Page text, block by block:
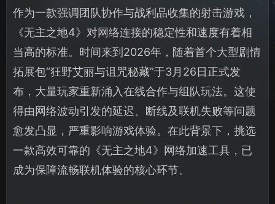
作为一款强调团队协作与战利品收集的射击游戏，
《无主之地4》对网络连接的稳定性和速度有着相
当高的标准。时间来到2026年，随着首个大型剧情
拓展包“狂野艾丽与诅咒秘藏”于3月26日正式发
布，大量玩家重新涌入在线合作与组队玩法。这使
得由网络波动引发的延迟、断线及联机失败等问题
愈发凸显，严重影响游戏体验。在此背景下，挑选
一款高效可靠的《无主之地4》网络加速工具，已
成为保障流畅联机体验的核心环节。